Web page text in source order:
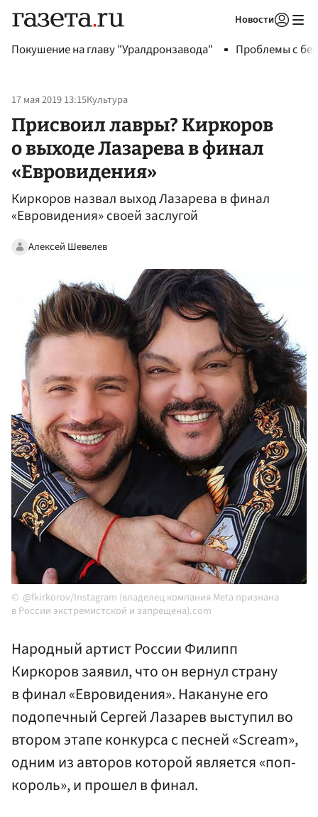
Новости
Покушение на главу "Уралдронзавода" Проблемы с
17 мая 2019 13:15Культура
Присвоил лавры? Киркоров
о выходе Лазарева в финал
«Евровидения»
Киркоров назвал выход Лазарева в финал
«Евровидения» своей заслугой
Алексей Шевелев
@fkirkorov/Instagram (владелец компания Meta признана
в России экстремистской и запрещена).com
Народный артист России Филипп
Киркоров заявил, что он вернул страну
в финал «Евровидения». Накануне его
подопечный Сергей Лазарев выступил во
втором этапе конкурса с песней «Scream»,
одним из авторов которой является «поп-
король», и прошел в финал.